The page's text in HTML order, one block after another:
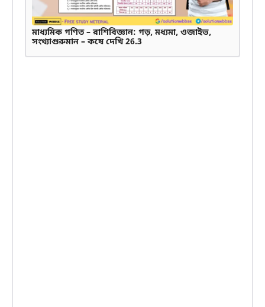
মাধ্যমিক গণিত – রাশিবিজ্ঞান: গড়, মধ্যমা, ওজাইভ,
সংখ্যাগুরুমান – কষে দেখি 26.3